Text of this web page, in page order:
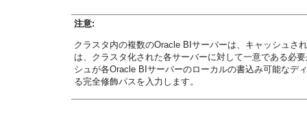
注意:
クラスタ内の複数のOracle BIサーバーは、キャッシュさ
は、クラスタ化された各サーバーに対して一意である必
シュが各Oracle BIサーバーのローカルの書込み可能なデ
る完全修飾パスを入力します。